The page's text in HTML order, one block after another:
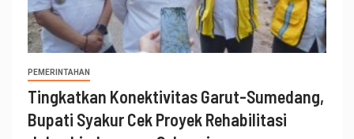
PEMERINTAHAN
Tingkatkan Konektivitas Garut-Sumedang,
Bupati Syakur Cek Proyek Rehabilitasi